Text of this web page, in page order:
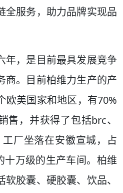
全服务，助力品牌实现品
年，是目前最具发展竞争
商。目前柏维力生产的产
欧美国家和地区，有70%
售，并获得了包括brc、
厂坐落在安徽宣城，占
十万级的生产车间。柏维
胶囊、硬胶囊、饮品、